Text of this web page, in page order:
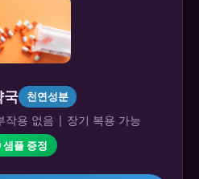
국 천연성분
작용 없음 | 장기 복용 가능
샘플 증정